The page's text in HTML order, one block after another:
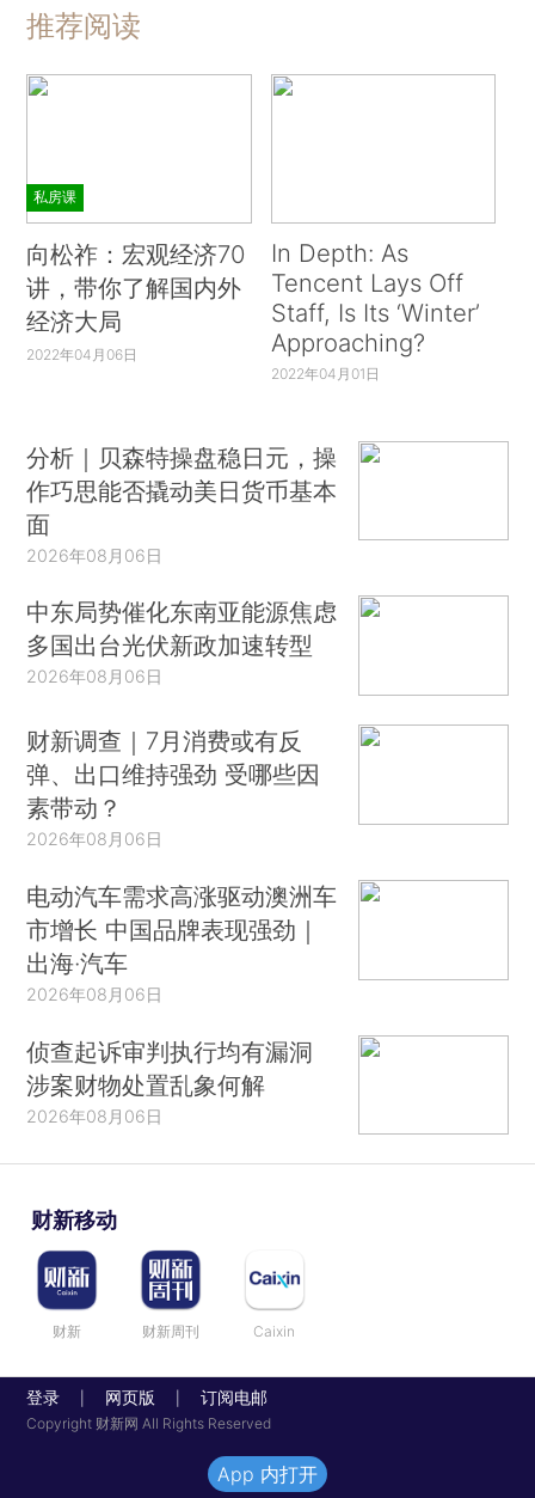
推荐阅读
私房课
向松祚：宏观经济70
讲，带你了解国内外
经济大局
2022年04月06日
In Depth: As
Tencent Lays Off
Staff, Is Its ‘Winter’
Approaching?
2022年04月01日
分析｜贝森特操盘稳日元，操
作巧思能否撬动美日货币基本
面
2026年08月06日
中东局势催化东南亚能源焦虑
多国出台光伏新政加速转型
2026年08月06日
财新调查｜7月消费或有反
弹、出口维持强劲 受哪些因
素带动？
2026年08月06日
电动汽车需求高涨驱动澳洲车
市增长 中国品牌表现强劲｜
出海·汽车
2026年08月06日
侦查起诉审判执行均有漏洞
涉案财物处置乱象何解
2026年08月06日
财新移动
财新 财新周刊 Caixin
登录 网页版 订阅电邮
Copyright 财新网 All Rights Reserved
App 内打开